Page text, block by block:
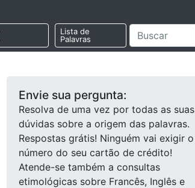
Lista de
Palavras
Envie sua pergunta:
Resolva de uma vez por todas as suas
dúvidas sobre a origem das palavras.
Respostas grátis! Ninguém vai exigir o
número do seu cartão de crédito!
Atende-se também a consultas
etimológicas sobre Francês, Inglês e